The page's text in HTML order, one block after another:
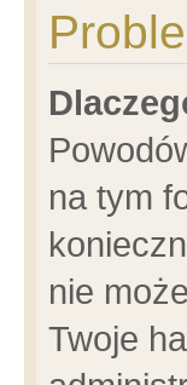
na tym
nie
Twoje